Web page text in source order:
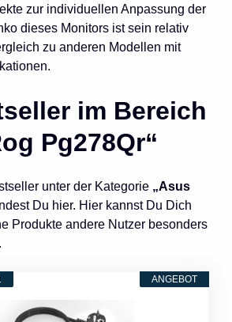
zur individuellen Anpassung der
dieses Monitors ist sein relativ
zu anderen Modellen mit
im Bereich
Pg278Qr“
unter der Kategorie „Asus
Du hier. Hier kannst Du Dich
Produkte andere Nutzer besonders
ANGEBOT